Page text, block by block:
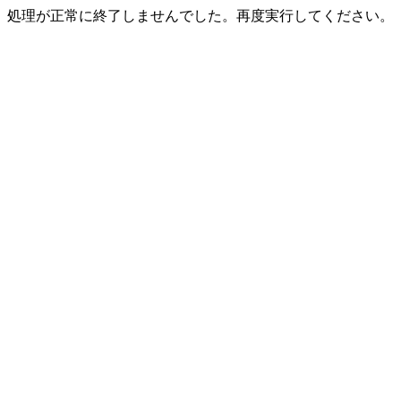
処理が正常に終了しませんでした。再度実行してください。